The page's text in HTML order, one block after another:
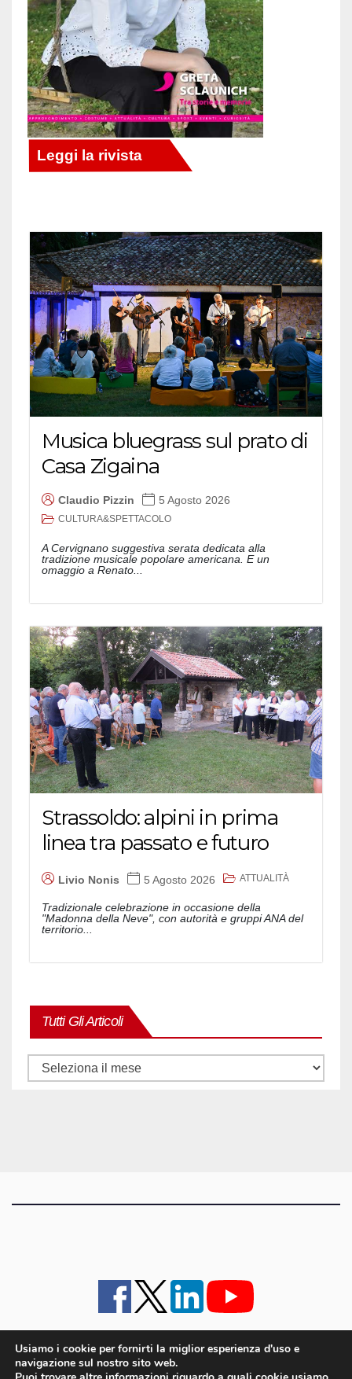
Musica bluegrass sul prato di
Casa Zigaina
Claudio Pizzin 5 Agosto 2026
CULTURA&SPETTACOLO
A Cervignano suggestiva serata dedicata alla
tradizione musicale popolare americana. E un
omaggio a Renato...
Strassoldo: alpini in prima
linea tra passato e futuro
Livio Nonis 5 Agosto 2026 ATTUALITÀ
Tradizionale celebrazione in occasione della
"Madonna della Neve", con autorità e gruppi ANA del
territorio...
Tutti Gli Articoli
Tutti
iMagazine · contatti e staff · lavora con noi
Usiamo i cookie per fornirti la miglior esperienza d'uso e
navigazione sul nostro sito web.